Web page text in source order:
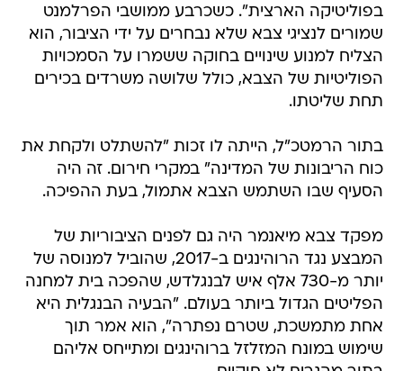
בפוליטיקה הארצית". כשכרבע ממושבי הפרלמנט
שמורים לנציגי צבא שלא נבחרים על ידי הציבור, הוא
הצליח למנוע שינויים בחוקה ששמרו על הסמכויות
הפוליטיות של הצבא, כולל שלושה משרדים בכירים
תחת שליטתו.
בתור הרמטכ"ל, הייתה לו זכות "להשתלט ולקחת את
כוח הריבונות של המדינה" במקרי חירום. זה היה
הסעיף שבו השתמש הצבא אתמול, בעת ההפיכה.
מפקד צבא מיאנמר היה גם לפנים הציבוריות של
המבצע נגד הרוהינגים ב-2017, שהוביל למנוסה של
יותר מ-730 אלף איש לבנגלדש, שהפכה בית למחנה
הפליטים הגדול ביותר בעולם. "הבעיה הבנגלית היא
אחת מתמשכת, שטרם נפתרה", הוא אמר תוך
שימוש במונח המזלזל ברוהינגים ומתייחס אליהם